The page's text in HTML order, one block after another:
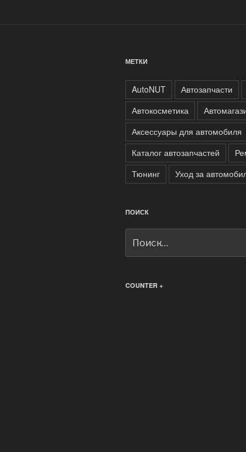
МЕТКИ
AutoNUT Автозапчасти
Автокосметика
Аксессуары для автомобиля
Каталог автозапчастей
Тюнинг
Уход за
ПОИСК
COUNTER +